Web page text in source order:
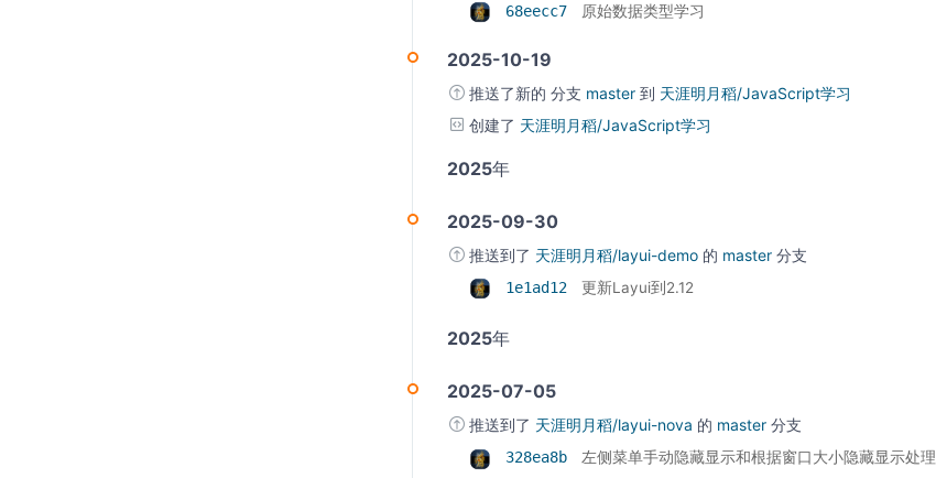
68eecc7 原始数据类型学习
2025-10-19
推送了新的分支 master到 天涯明月稻/JavaScript学习
创建了 天涯明月稻/JavaScript学习
2025年
2025-09-30
推送到了 天涯明月稻/layui-demo 的 master分支
1e1ad12 更新Layui到2.12
2025年
2025-07-05
推送到了 天涯明月稻/layui-nova 的 master分支
328ea8b 左侧菜单手动隐藏显示和根据窗口大小隐藏显示处理